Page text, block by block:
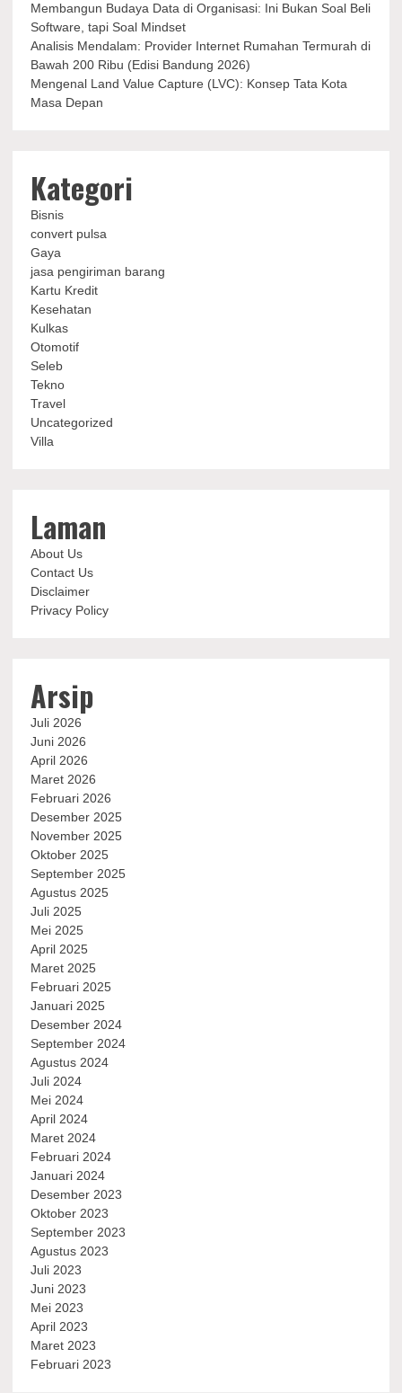
Membangun Budaya Data di Organisasi: Ini Bukan Soal Beli
Software, tapi Soal Mindset
Analisis Mendalam: Provider Internet Rumahan Termurah di
Bawah 200 Ribu (Edisi Bandung 2026)
Mengenal Land Value Capture (LVC): Konsep Tata Kota
Masa Depan
Kategori
Bisnis
convert pulsa
Gaya
jasa pengiriman barang
Kartu Kredit
Kesehatan
Kulkas
Otomotif
Seleb
Tekno
Travel
Uncategorized
Villa
Laman
About Us
Contact Us
Disclaimer
Privacy Policy
Arsip
Juli 2026
Juni 2026
April 2026
Maret 2026
Februari 2026
Desember 2025
November 2025
Oktober 2025
September 2025
Agustus 2025
Juli 2025
Mei 2025
April 2025
Maret 2025
Februari 2025
Januari 2025
Desember 2024
September 2024
Agustus 2024
Juli 2024
Mei 2024
April 2024
Maret 2024
Februari 2024
Januari 2024
Desember 2023
Oktober 2023
September 2023
Agustus 2023
Juli 2023
Juni 2023
Mei 2023
April 2023
Maret 2023
Februari 2023